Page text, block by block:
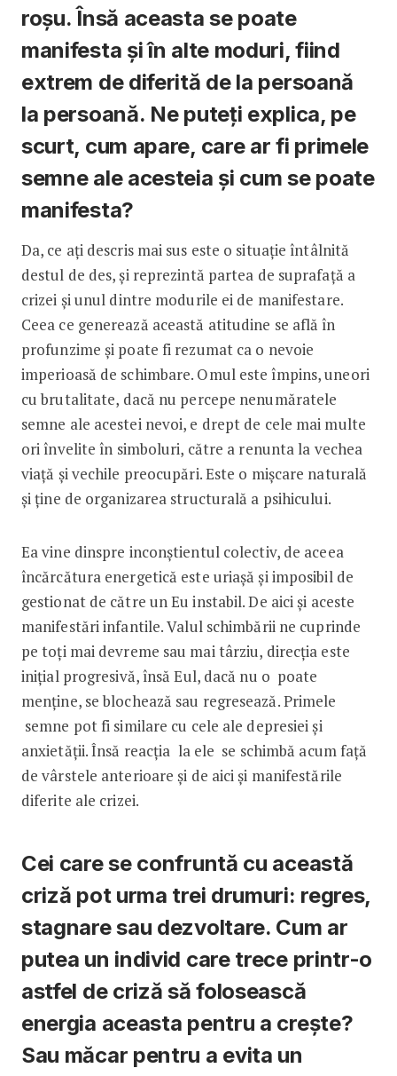
roșu. Însă aceasta se poate
manifesta și în alte moduri, fiind
extrem de diferită de la persoană
la persoană. Ne puteți explica, pe
scurt, cum apare, care ar fi primele
semne ale acesteia și cum se poate
manifesta?
Da, ce ați descris mai sus este o situație întâlnită
destul de des, și reprezintă partea de suprafață a
crizei și unul dintre modurile ei de manifestare.
Ceea ce generează această atitudine se află în
profunzime și poate fi rezumat ca o nevoie
imperioasă de schimbare. Omul este împins, uneori
cu brutalitate, dacă nu percepe nenumăratele
semne ale acestei nevoi, e drept de cele mai multe
ori învelite în simboluri, către a renunta la vechea
viață și vechile preocupări. Este o mișcare naturală
și ține de organizarea structurală a psihicului.
Ea vine dinspre inconștientul colectiv, de aceea
încărcătura energetică este uriașă și imposibil de
gestionat de către un Eu instabil. De aici și aceste
manifestări infantile. Valul schimbării ne cuprinde
pe toți mai devreme sau mai târziu, direcția este
inițial progresivă, însă Eul, dacă nu o poate
menține, se blochează sau regresează. Primele
semne pot fi similare cu cele ale depresiei și
anxietății. Însă reacția la ele se schimbă acum față
de vârstele anterioare și de aici și manifestările
diferite ale crizei.
Cei care se confruntă cu această
criză pot urma trei drumuri: regres,
stagnare sau dezvoltare. Cum ar
putea un individ care trece printr-o
astfel de criză să folosească
energia aceasta pentru a crește?
Sau măcar pentru a evita un